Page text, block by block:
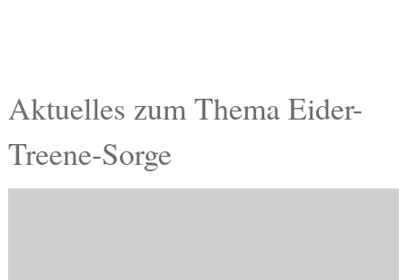
Gesundheit
Aktuelles zum Thema Eider-
Treene-Sorge